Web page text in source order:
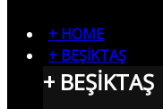
+ HOME
+ BEŞİKTAŞ
+ BEŞİKTAŞ